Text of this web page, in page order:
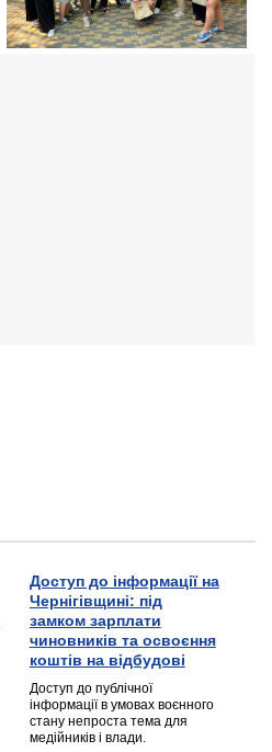
Доступ до інформації на
Чернігівщині: під
замком зарплати
чиновників та освоєння
коштів на відбудові
Доступ до публічної
інформації в умовах воєнного
стану непроста тема для
медійників і влади.